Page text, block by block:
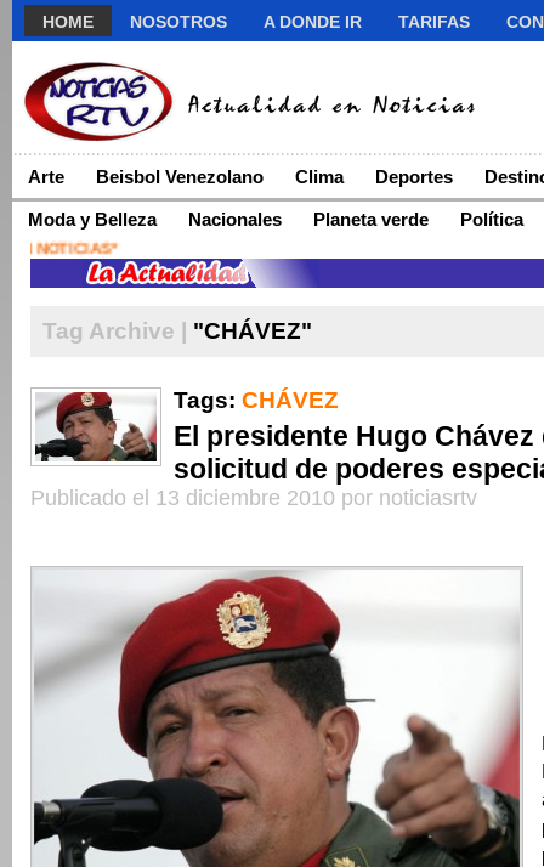
HOME NOSOTROS A DONDE IR TARIFAS
Arte Beisbol Venezolano Clima Deportes
Moda y Belleza Nacionales Planeta verde Política
Tag Archive | "CHÁVEZ"
Tags: CHÁVEZ
El presidente Hugo Chávez
solicitud de poderes
Publicado el 13 diciembre 2010 por noticiasrtv